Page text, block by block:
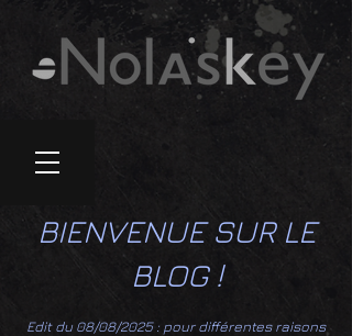
BIENVENUE SUR LE
BLOG !
Edit du 08/08/2025 : pour différentes raisons